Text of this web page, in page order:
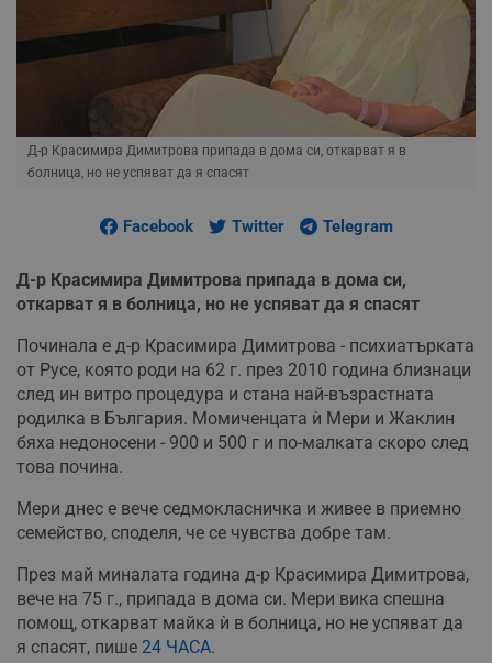
Д-р Красимира Димитрова припада в дома си, откарват я в
болница, но не успяват да я спасят
Facebook Twitter Telegram
Д-р Красимира Димитрова припада в дома си,
откарват я в болница, но не успяват да я спасят
Починала е д-р Красимира Димитрова - психиатърката
от Русе, която роди на 62 г. през 2010 година близнаци
след ин витро процедура и стана най-възрастната
родилка в България. Момиченцата ѝ Мери и Жаклин
бяха недоносени - 900 и 500 г и по-малката скоро след
това почина.
Мери днес е вече седмокласничка и живее в приемно
семейство, споделя, че се чувства добре там.
През май миналата година д-р Красимира Димитрова,
вече на 75 г., припада в дома си. Мери вика спешна
помощ, откарват майка ѝ в болница, но не успяват да
я спасят, пише 24 ЧАСА.